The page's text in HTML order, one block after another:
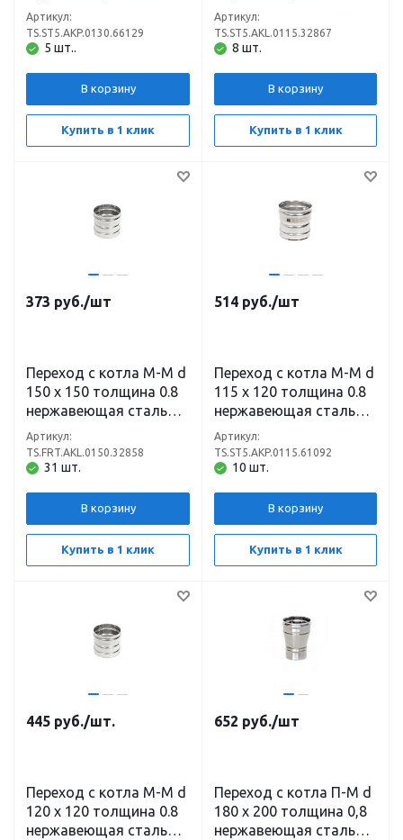
(304)
5 шт..
Артикул:
TS.ST5.AKP.0130.66129
В корзину
Купить в 1 клик
(304)
8 шт.
Артикул:
TS.ST5.AKL.0115.32867
В корзину
Купить в 1 клик
373 руб./шт
Переход с котла М-М d
150 х 150 толщина 0.8
нержавеющая сталь
(430)
31 шт.
Артикул:
TS.FRT.AKL.0150.32858
В корзину
Купить в 1 клик
514 руб./шт
Переход с котла М-М d
115 х 120 толщина 0.8
нержавеющая сталь
(304)
10 шт.
Артикул:
TS.ST5.AKP.0115.61092
В корзину
Купить в 1 клик
445 руб./шт.
Переход с котла М-М d
120 х 120 толщина 0.8
нержавеющая сталь
652 руб./шт
Переход с котла П-М d
180 х 200 толщина 0,8
нержавеющая сталь